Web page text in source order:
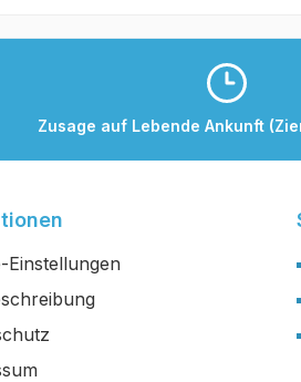
Zusage auf Lebende Ankunft
Einstellungen